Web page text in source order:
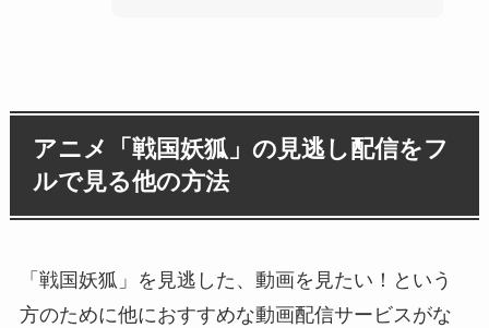
アニメ「戦国妖狐」の見逃し配信をフ
ルで見る他の方法
「戦国妖狐」を見逃した、動画を見たい！という
方のために他におすすめな動画配信サービスがな